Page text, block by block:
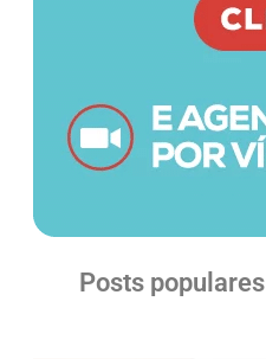
Posts populares